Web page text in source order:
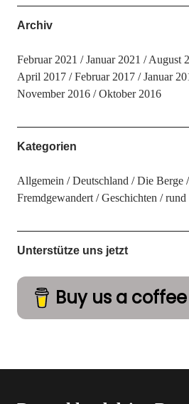
Archiv
Februar 2021 Januar 2021 August
April 2017
Februar 2017 Januar
November 2016
Oktober 2016
Kategorien
Allgemein Deutschland Die Berge
Fremdgewandert
Geschichten rund
Unterstütze uns jetzt
Buy us a coffee